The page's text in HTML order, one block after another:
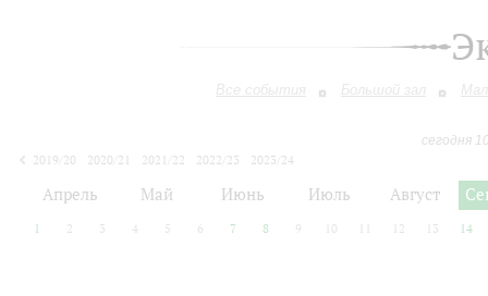
Все события Большой зал
сегодня
2019/20
2020/21 2021/22 2022/23
2023/24
Апрель Май Июнь Июль Август
1 2 3 4 5 6 7 8 9 10 12 13 14